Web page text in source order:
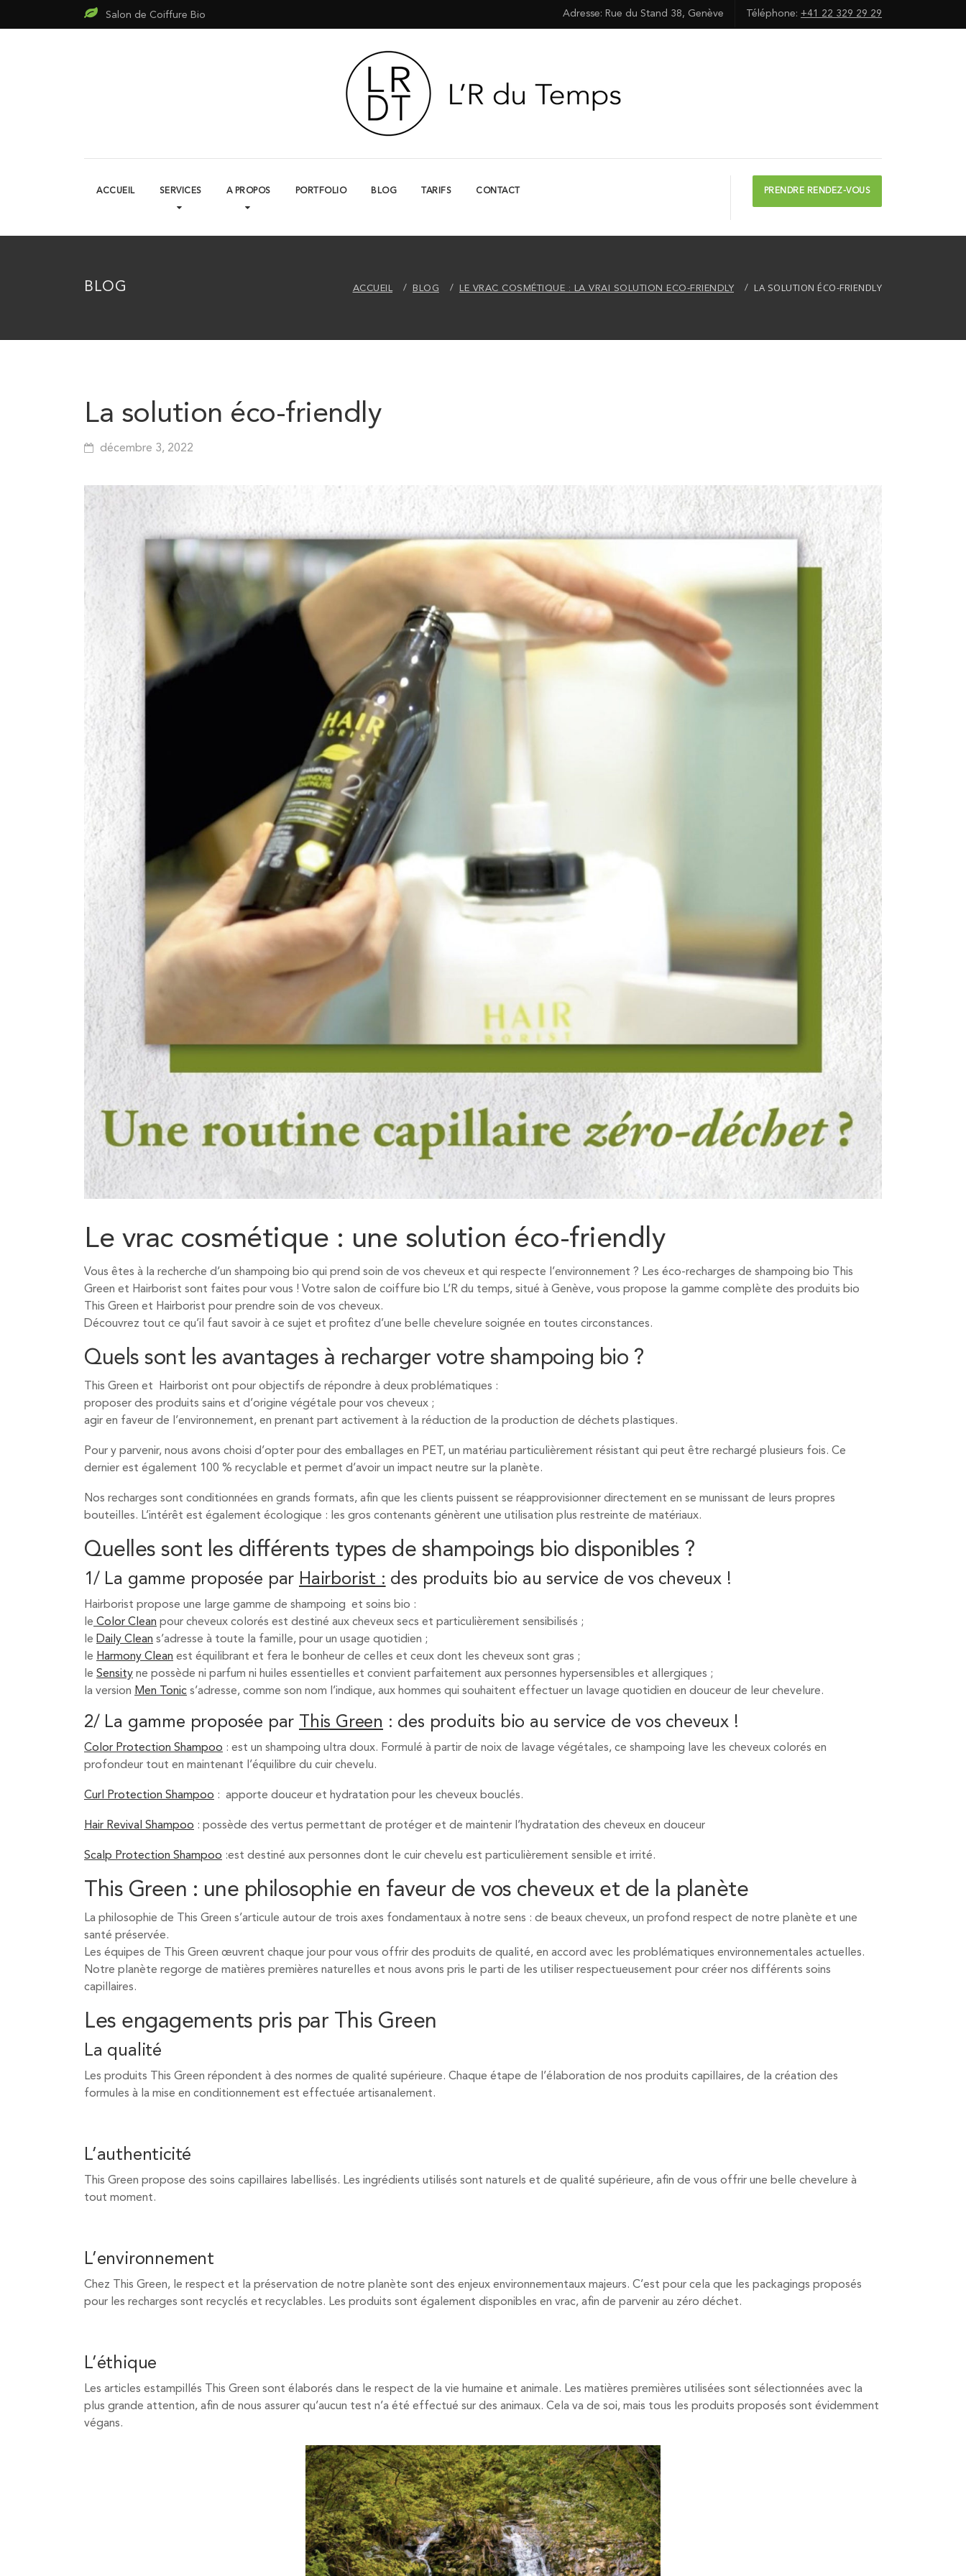
Salon de Coiffure Bio Adresse: Rue du Stand 38, Genève Téléphone: +41 22 329 29 29
PRENDRE RENDEZ-VOUS
ACCUEIL SERVICES A PROPOS PORTFOLIO BLOG TARIFS CONTACT
BLOG ACCUEIL BLOG LE VRAC COSMÉTIQUE : LA VRAI SOLUTION ECO-FRIENDLY LA SOLUTION ÉCO-FRIENDLY
La solution éco-friendly
décembre 3, 2022
Le vrac cosmétique : une solution éco-friendly
Vous êtes à la recherche d’un shampoing bio qui prend soin de vos cheveux et qui respecte l’environnement ? Les éco-recharges de shampoing bio This
Green et Hairborist sont faites pour vous ! Votre salon de coiffure bio L’R du temps, situé à Genève, vous propose la gamme complète des produits bio
This Green et Hairborist pour prendre soin de vos cheveux.
Découvrez tout ce qu’il faut savoir à ce sujet et profitez d’une belle chevelure soignée en toutes circonstances.
Quels sont les avantages à recharger votre shampoing bio ?
This Green et Hairborist ont pour objectifs de répondre à deux problématiques :
proposer des produits sains et d’origine végétale pour vos cheveux ;
agir en faveur de l’environnement, en prenant part activement à la réduction de la production de déchets plastiques.
Pour y parvenir, nous avons choisi d’opter pour des emballages en PET, un matériau particulièrement résistant qui peut être rechargé plusieurs fois. Ce
dernier est également 100 % recyclable et permet d’avoir un impact neutre sur la planète.
Nos recharges sont conditionnées en grands formats, afin que les clients puissent se réapprovisionner directement en se munissant de leurs propres
bouteilles. L’intérêt est également écologique : les gros contenants génèrent une utilisation plus restreinte de matériaux.
Quelles sont les différents types de shampoings bio disponibles ?
1/ La gamme proposée par Hairborist : des produits bio au service de vos cheveux !
Hairborist propose une large gamme de shampoing et soins bio :
le Color Clean pour cheveux colorés est destiné aux cheveux secs et particulièrement sensibilisés ;
le Daily Clean s’adresse à toute la famille, pour un usage quotidien ;
le Harmony Clean est équilibrant et fera le bonheur de celles et ceux dont les cheveux sont gras ;
le Sensity ne possède ni parfum ni huiles essentielles et convient parfaitement aux personnes hypersensibles et allergiques ;
la version Men Tonic s’adresse, comme son nom l’indique, aux hommes qui souhaitent effectuer un lavage quotidien en douceur de leur chevelure.
2/ La gamme proposée par This Green : des produits bio au service de vos cheveux !
Color Protection Shampoo : est un shampoing ultra doux. Formulé à partir de noix de lavage végétales, ce shampoing lave les cheveux colorés en
profondeur tout en maintenant l’équilibre du cuir chevelu.
Curl Protection Shampoo : apporte douceur et hydratation pour les cheveux bouclés.
Hair Revival Shampoo : possède des vertus permettant de protéger et de maintenir l’hydratation des cheveux en douceur
Scalp Protection Shampoo :est destiné aux personnes dont le cuir chevelu est particulièrement sensible et irrité.
This Green : une philosophie en faveur de vos cheveux et de la planète
La philosophie de This Green s’articule autour de trois axes fondamentaux à notre sens : de beaux cheveux, un profond respect de notre planète et une
santé préservée.
Les équipes de This Green œuvrent chaque jour pour vous offrir des produits de qualité, en accord avec les problématiques environnementales actuelles.
Notre planète regorge de matières premières naturelles et nous avons pris le parti de les utiliser respectueusement pour créer nos différents soins
capillaires.
Les engagements pris par This Green
La qualité
Les produits This Green répondent à des normes de qualité supérieure. Chaque étape de l’élaboration de nos produits capillaires, de la création des
formules à la mise en conditionnement est effectuée artisanalement.
L’authenticité
This Green propose des soins capillaires labellisés. Les ingrédients utilisés sont naturels et de qualité supérieure, afin de vous offrir une belle chevelure à
tout moment.
L’environnement
Chez This Green, le respect et la préservation de notre planète sont des enjeux environnementaux majeurs. C’est pour cela que les packagings proposés
pour les recharges sont recyclés et recyclables. Les produits sont également disponibles en vrac, afin de parvenir au zéro déchet.
L’éthique
Les articles estampillés This Green sont élaborés dans le respect de la vie humaine et animale. Les matières premières utilisées sont sélectionnées avec la
plus grande attention, afin de nous assurer qu’aucun test n’a été effectué sur des animaux. Cela va de soi, mais tous les produits proposés sont évidemment
végans.